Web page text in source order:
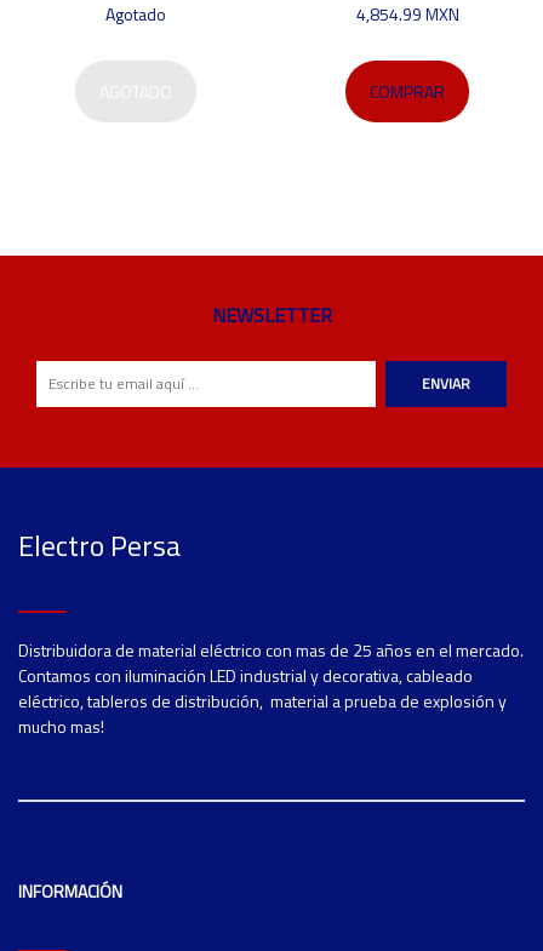
Agotado
4,854.99 MXN
COMPRAR
NEWSLETTER
ENVIAR
Electro Persa
Distribuidora de material eléctrico con mas de 25 años en el mercado.
Contamos con iluminación LED industrial y decorativa, cableado
eléctrico, tableros de distribución, material a prueba de explosión y
mucho mas!
INFORMACIÓN